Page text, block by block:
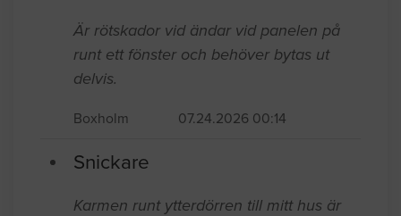
Är rötskador vid ändar vid panelen på
runt ett fönster och behöver bytas ut
delvis.
Boxholm 07.24.2026 00:14
Snickare
Karmen runt ytterdörren till mitt hus är